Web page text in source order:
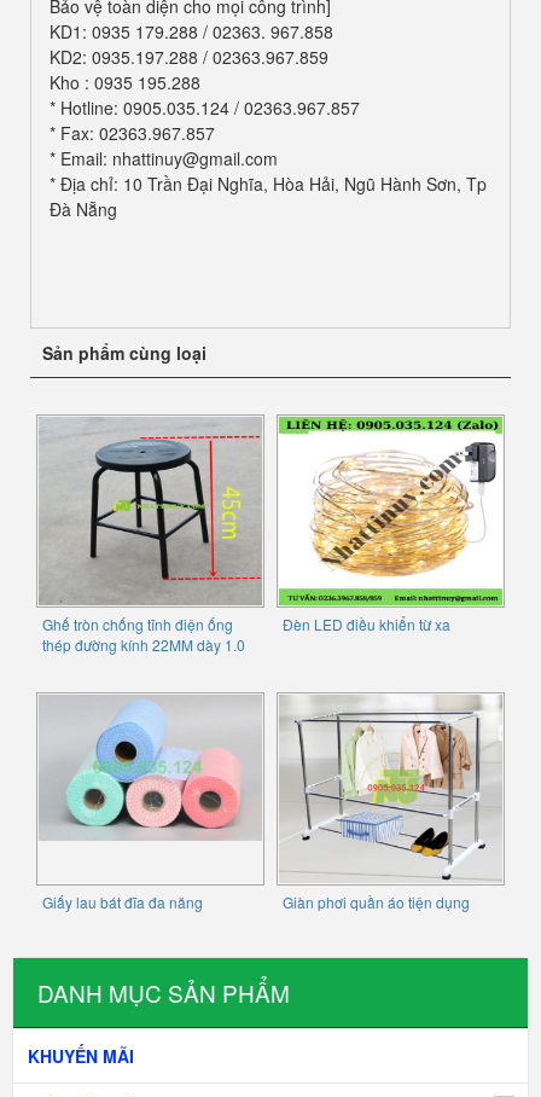
DANH MỤC SẢN PHẨM
KHUYẾN MÃI
Bảo vệ toàn diện cho mọi công trình]
KD1: 0935 179.288 / 02363. 967.858
KD2: 0935.197.288 / 02363.967.859
Kho : 0935 195.288
* Hotline: 0905.035.124 / 02363.967.857
* Fax: 02363.967.857
* Email: nhattinuy@gmail.com
* Địa chỉ: 10 Trần Đại Nghĩa, Hòa Hải, Ngũ Hành Sơn, Tp
Đà Nẵng
Sản phẩm cùng loại
Ghế tròn chống tĩnh điện ống
thép đường kính 22MM dày 1.0
Đèn LED điều khiển từ xa
Giấy lau bát đĩa đa năng Giàn phơi quần áo tiện dụng